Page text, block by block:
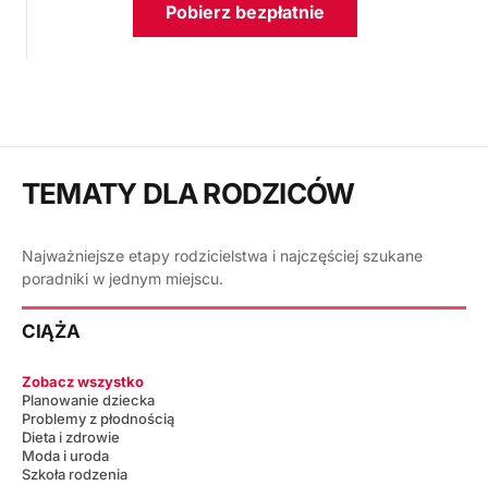
Pobierz bezpłatnie
TEMATY DLA RODZICÓW
Najważniejsze etapy rodzicielstwa i najczęściej szukane
poradniki w jednym miejscu.
CIĄŻA
Zobacz wszystko
Planowanie dziecka
Problemy z płodnością
Dieta i zdrowie
Moda i uroda
Szkoła rodzenia